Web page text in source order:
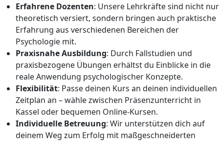
Erfahrene Dozenten: Unsere Lehrkräfte sind nicht nur
theoretisch versiert, sondern bringen auch praktische
Erfahrung aus verschiedenen Bereichen der
Psychologie mit.
Praxisnahe Ausbildung: Durch Fallstudien und
praxisbezogene Übungen erhältst du Einblicke in die
reale Anwendung psychologischer Konzepte.
Flexibilität: Passe deinen Kurs an deinen individuellen
Zeitplan an – wähle zwischen Präsenzunterricht in
Kassel oder bequemen Online-Kursen.
Individuelle Betreuung: Wir unterstützen dich auf
deinem Weg zum Erfolg mit maßgeschneiderten